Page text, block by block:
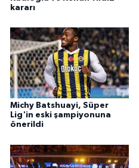
kararı
Michy Batshuayi, Süper
Lig'in eski şampiyonuna
önerildi